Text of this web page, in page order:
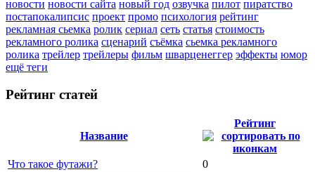
новости новости сайта новый год озвучка пилот пиратство
постапокалипсис проект промо психология рейтинг
рекламная сьемка ролик сериал сеть статья стоимость
рекламного ролика сценарий съёмка сьемка рекламного
ролика трейлер трейлеры фильм шварценеггер эффекты юмор
ещё теги
Рейтинг статей
Название
Рейтинг
Что такое футажи?
0